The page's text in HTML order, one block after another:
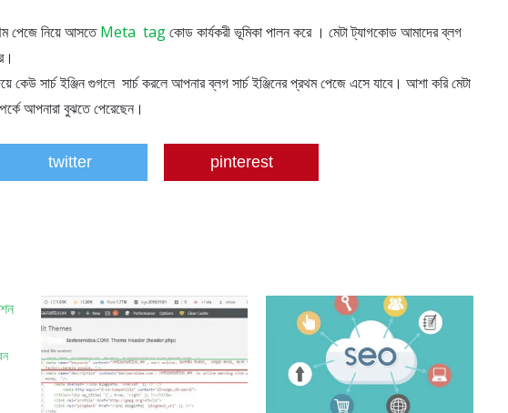
পেজে নিয়ে আসতেMeta tagকোড কার্যকরী ভূমিকা পালন করে । মেটা ট্যাগকোড আমাদের ব্লগ
সার্চ ইঞ্জিন গুগলে সার্চ করলে আপনার ব্লগ সার্চ ইঞ্জিনের প্রথম পেজে এসে যাবে। আশা করি মেটা
আপনারা বুঝতে পেরেছেন।
twitter pinterest